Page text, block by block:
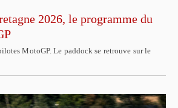
2026, le programme du
MotoGP. Le paddock se retrouve sur le